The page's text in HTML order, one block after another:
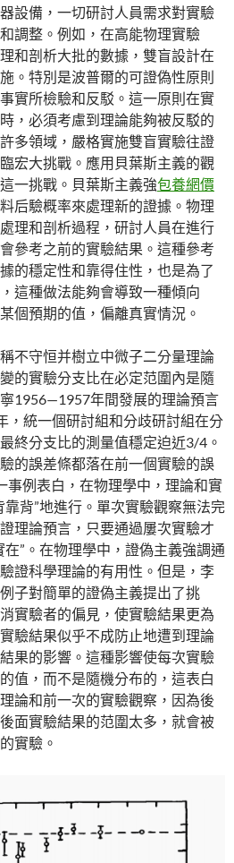
設備，一切研討人員需求對實驗
調整。例如，在高能物理實驗
和剖析大批的數據，雙盲設計在
。特別是波普爾的可證偽性原則
實所檢驗和反駁。這一原則在實
，必須考慮到理論能夠被反駁的
多領域，嚴格實施雙盲實驗往證
宏大挑戰。應用貝葉斯主義的觀
一挑戰。貝葉斯主義強包養網價
后驗概率來處理新的證據。物理
理和剖析過程，研討人員在進行
參考之前的實驗結果。這種參考
的穩定性和靠得住性，也是為了
這種做法能夠會導致一種傾向
個預期的值，偏離真實情況。
不守恒并樹立中微子二分量理論
的實驗分支比在必定范圍內是隨
1956—1957年間發展的理論預言
，統一個研討組和分歧研討組在分
終分支比的測量值穩定迫近3/4。
的誤差條都落在前一個實驗的誤
事例表白，在物理學中，理論和實
背”地進行。單次實驗觀察無法完
理論預言，只要通過屢次實驗才
”。在物理學中，證偽主義強調通
證科學理論的有用性。但是，李
子對簡單的證偽主義提出了挑
實驗者的偏見，使實驗結果更為
驗結果似乎不成防止地遭到理論
果的影響。這種影響使每次實驗
值，而不是隨機分布的，這表白
論和前一次的實驗觀察，因為後
面實驗結果的范圍太多，就會被
實驗。